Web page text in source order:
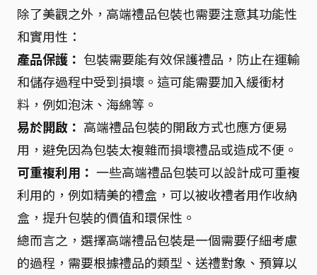
除了美觀之外，高端禮品包裝也需要注意其功能性
和實用性：
產品保護： 包裝需要能有效保護禮品，防止在運輸
和儲存過程中受到損壞。這可能需要加入緩衝材
料，例如泡沫、海綿等。
易於開啟： 高端禮品包裝的開啟方式也應方便易
用，避免因為包裝太複雜而損壞禮品或造成不便。
可重複利用： 一些高端禮品包裝可以設計成可重複
利用的，例如精美的禮盒，可以被收禮者用作收納
盒，提升包裝的價值和環保性。
總而言之，選擇高端禮品包裝是一個需要仔細考慮
的過程，需要根據禮品的類型、送禮對象、預算以